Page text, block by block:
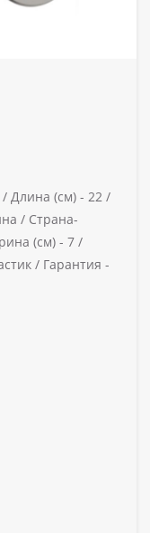
/ Длина (см) - 22 /
/ Страна-
(cм) - 7 /
/ Гарантия -